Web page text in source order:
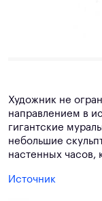
Художник не
направлением в
гигантские
небольшие
настенных часов,
Источник